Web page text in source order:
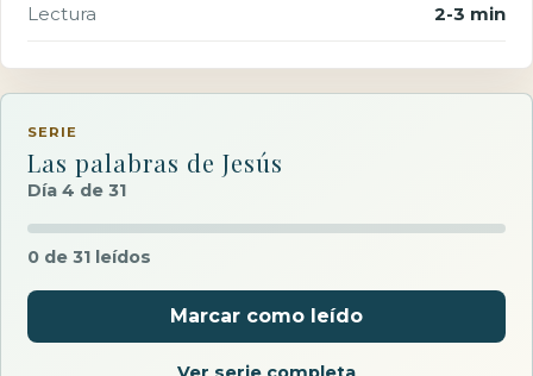
Lectura 2-3 min
SERIE
Las palabras de Jesús
Día 4 de 31
0 de 31 leídos
Marcar como leído